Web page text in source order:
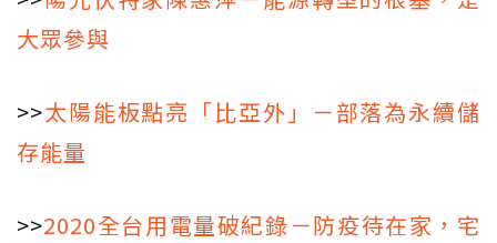
大眾參與
>>太陽能板點亮「比亞外」－部落為永續儲
存能量
>>2020全台用電量破紀錄－防疫待在家，宅